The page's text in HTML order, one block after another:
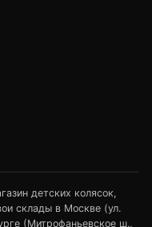
детских колясок,
склады в Москве (ул.
(Митрофаньевское ш.,